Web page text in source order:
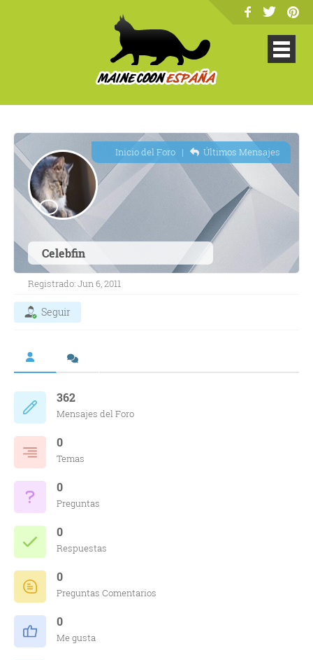
Celebfin
Inicio del Foro| Últimos Mensajes
Registrado: Jun 6, 2011
Seguir
362
Mensajes del Foro
0
Temas
0
Preguntas
0
Respuestas
0
Preguntas Comentarios
0
Me gusta